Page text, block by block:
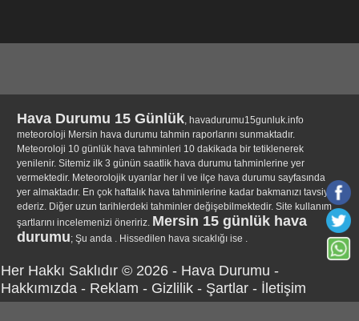
Hava Durumu 15 Günlük, havadurumu15gunluk.info
meteoroloji Mersin hava durumu tahmin raporlarını sunmaktadır.
Meteoroloji 10 günlük hava tahminleri 10 dakikada bir tetiklenerek
yenilenir. Sitemiz ilk 3 günün saatlik hava durumu tahminlerine yer
vermektedir. Meteorolojik uyarılar her il ve ilçe hava durumu sayfasında
yer almaktadır. En çok haftalık hava tahminlerine kadar bakmanızı tavsiye
ederiz. Diğer uzun tarihlerdeki tahminler değişebilmektedir. Site kullanım
şartlarını incelemenizi öneririz. Mersin 15 günlük hava
durumu; Şu anda . Hissedilen hava sıcaklığı ise .
Her Hakkı Saklıdır © 2026 - Hava Durumu -
Hakkımızda - Reklam - Gizlilik - Şartlar - İletişim